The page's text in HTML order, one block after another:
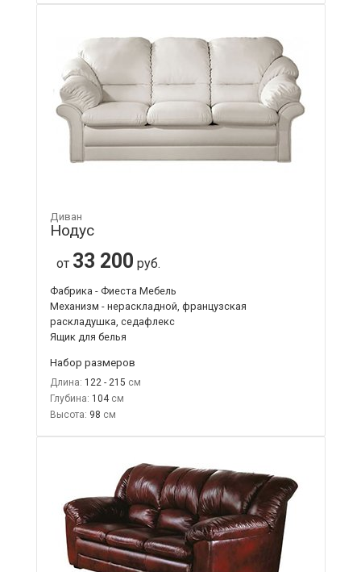
Диван
Нодус
от 33 200 руб.
Фабрика - Фиеста Мебель
Механизм - нераскладной, французская
раскладушка, седафлекс
Ящик для белья
Набор размеров
Длина: 122 - 215
Глубина: 104
Высота: 98